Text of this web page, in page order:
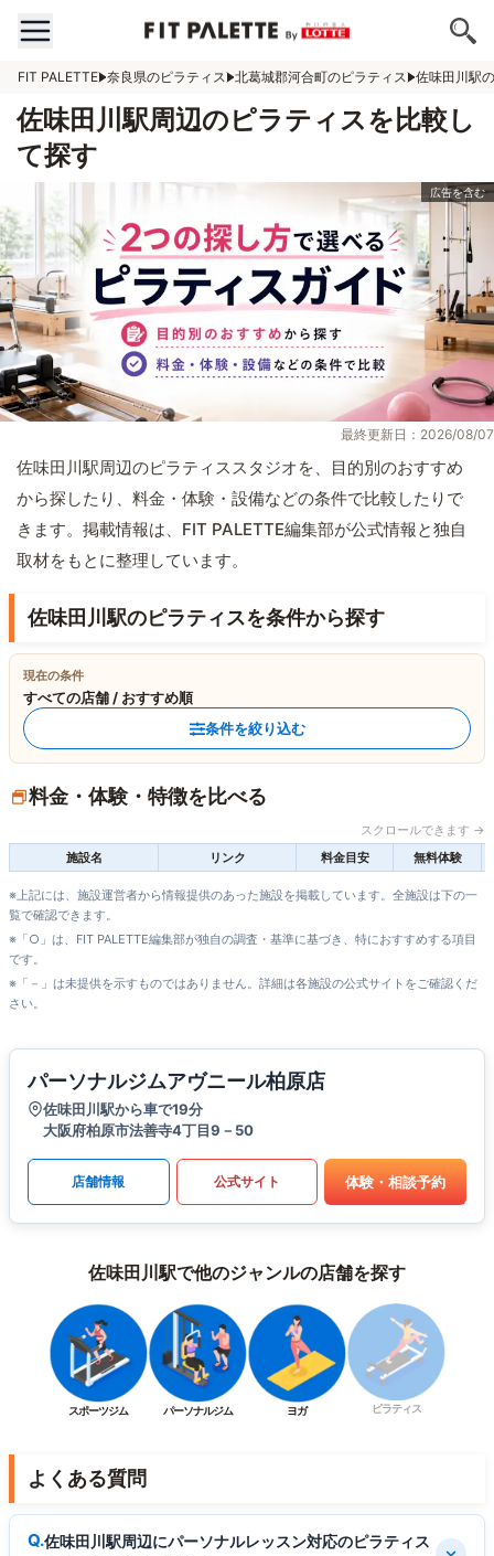
FIT PALETTE 奈良県のピラティス 北葛城郡河合町のピラティス 佐味田川駅
佐味田川駅周辺のピラティスを比較し
て探す
最終更新日：2026/08/07
佐味田川駅周辺のピラティススタジオを、目的別のおすすめ
から探したり、料金・体験・設備などの条件で比較したりで
きます。掲載情報は、FIT PALETTE編集部が公式情報と独自
取材をもとに整理しています。
佐味田川駅のピラティスを条件から探す
現在の条件
すべての店舗 / おすすめ順
条件を絞り込む
料金・体験・特徴を比べる
スクロールできます →
施設名
リンク 料金目安 無料体験
※上記には、施設運営者から情報提供のあった施設を掲載しています。全施設は下の一
覧で確認できます。
※「○」は、FIT PALETTE編集部が独自の調査・基準に基づき、特におすすめする項目
です。
※「－」は未提供を示すものではありません。詳細は各施設の公式サイトをご確認くだ
さい。
パーソナルジムアヴニール柏原店
佐味田川駅から車で19分
大阪府柏原市法善寺4丁目9－50
店舗情報 公式サイト 体験・相談予約
佐味田川駅で他のジャンルの店舗を探す
スポーツジム パーソナルジム ヨガ ピラティス
よくある質問
佐味田川駅周辺にパーソナルレッスン対応のピラティス